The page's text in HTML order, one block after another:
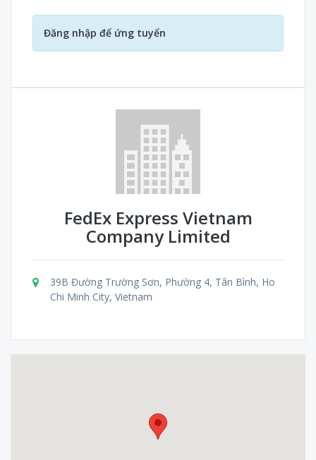
Đăng nhập để ứng tuyển
FedEx Express Vietnam
Company Limited
39B Đường Trường Sơn, Phường 4, Tân Bình, Ho
Chi Minh City, Vietnam